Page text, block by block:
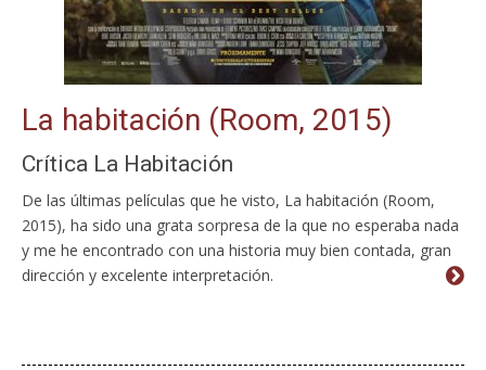
La habitación (Room, 2015)
Crítica La Habitación
De las últimas películas que he visto, La habitación (Room,
2015), ha sido una grata sorpresa de la que no esperaba nada
y me he encontrado con una historia muy bien contada, gran
dirección y excelente interpretación.